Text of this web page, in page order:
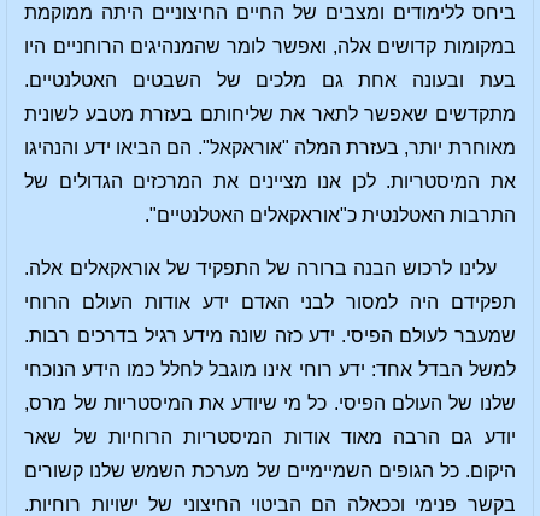
ביחס ללימודים ומצבים של החיים החיצוניים היתה ממוקמת
במקומות קדושים אלה, ואפשר לומר שהמנהיגים הרוחניים היו
בעת ובעונה אחת גם מלכים של השבטים האטלנטיים.
מתקדשים שאפשר לתאר את שליחותם בעזרת מטבע לשונית
מאוחרת יותר, בעזרת המלה "אוראקאל". הם הביאו ידע והנהיגו
את המיסטריות. לכן אנו מציינים את המרכזים הגדולים של
התרבות האטלנטית כ"אוראקאלים האטלנטיים".
עלינו לרכוש הבנה ברורה של התפקיד של אוראקאלים אלה.
תפקידם היה למסור לבני האדם ידע אודות העולם הרוחי
שמעבר לעולם הפיסי. ידע כזה שונה מידע רגיל בדרכים רבות.
למשל הבדל אחד: ידע רוחי אינו מוגבל לחלל כמו הידע הנוכחי
שלנו של העולם הפיסי. כל מי שיודע את המיסטריות של מרס,
יודע גם הרבה מאוד אודות המיסטריות הרוחיות של שאר
היקום. כל הגופים השמיימיים של מערכת השמש שלנו קשורים
בקשר פנימי וככאלה הם הביטוי החיצוני של ישויות רוחיות.